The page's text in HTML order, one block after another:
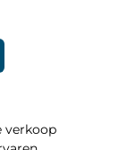
verkoop